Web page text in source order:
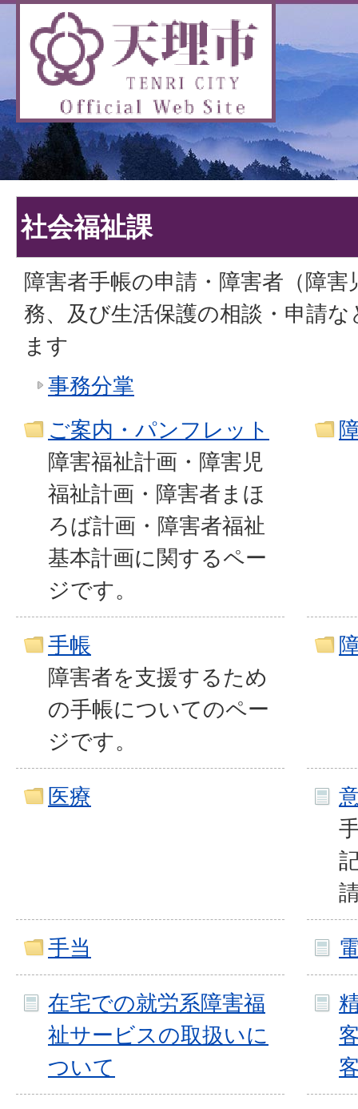
社会福祉課
障害者手帳の申請・障害者（障
務、及び生活保護の相談・申請
ます
事務分掌
ご案内・パンフレット
障害福祉計画・障害児
福祉計画・障害者まほ
ろば計画・障害者福祉
基本計画に関するペー
ジです。
手帳
障害者を支援するため
の手帳についてのペー
ジです。
医療
手当
在宅での就労系障害福
祉サービスの取扱いに
ついて